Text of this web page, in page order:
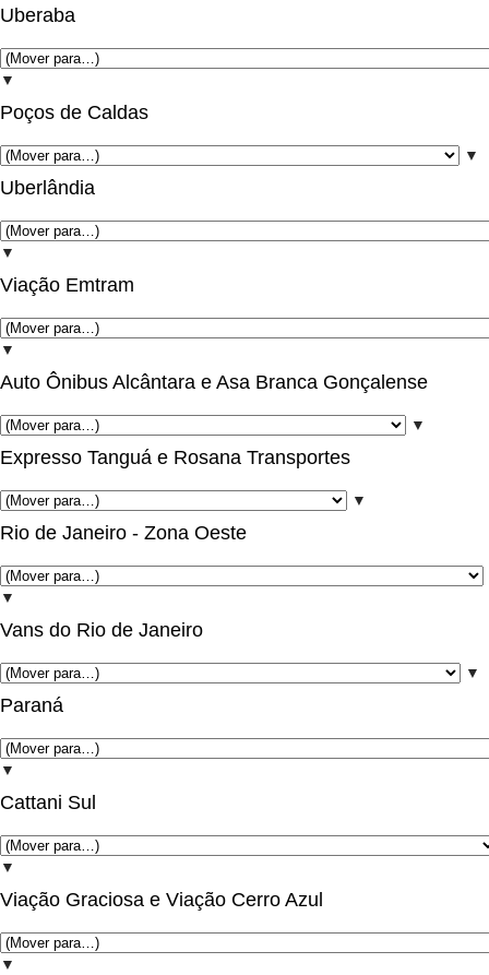
Uberaba
▼
Poços de Caldas
▼
Uberlândia
▼
Viação Emtram
▼
Auto Ônibus Alcântara e Asa Branca Gonçalense
▼
Expresso Tanguá e Rosana Transportes
▼
Rio de Janeiro - Zona Oeste
▼
Vans do Rio de Janeiro
▼
Paraná
▼
Cattani Sul
▼
Viação Graciosa e Viação Cerro Azul
▼